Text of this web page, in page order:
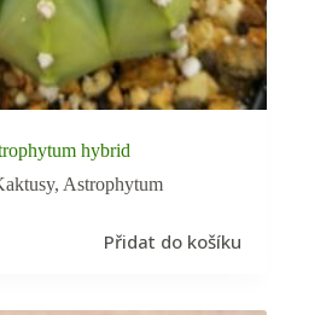
hybrid
,Astrophytum
Přidat do košíku